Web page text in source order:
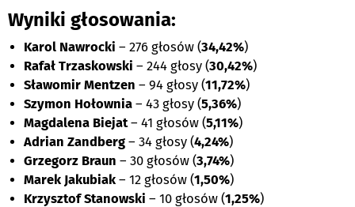
Wyniki głosowania:
Karol Nawrocki – 276 głosów (34,42%)
Rafał Trzaskowski – 244 głosy (30,42%)
Sławomir Mentzen – 94 głosy (11,72%)
Szymon Hołownia – 43 głosy (5,36%)
Magdalena Biejat– 41 głosów (5,11%)
Adrian Zandberg – 34 głosy (4,24%)
Grzegorz Braun – 30 głosów (3,74%)
Marek Jakubiak – 12 głosów (1,50%)
Krzysztof Stanowski – 10 głosów (1,25%)